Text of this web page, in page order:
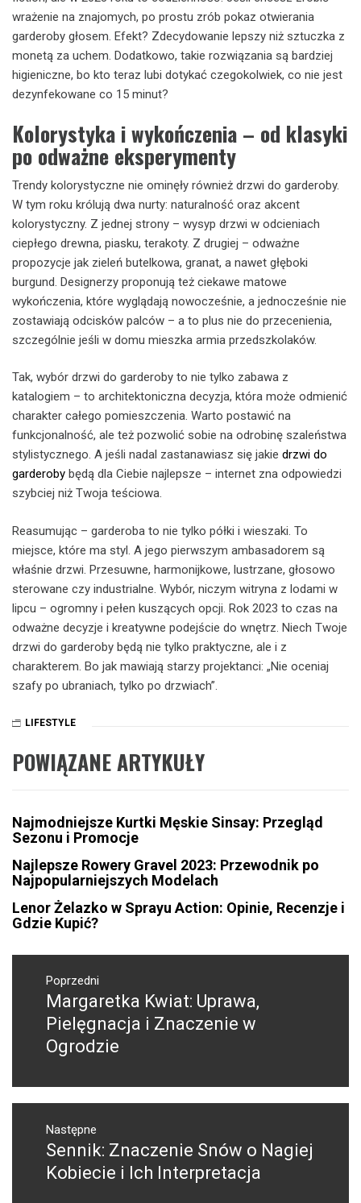
wrażenie na znajomych, po prostu zrób pokaz otwierania
garderoby głosem. Efekt? Zdecydowanie lepszy niż sztuczka z
monetą za uchem. Dodatkowo, takie rozwiązania są bardziej
higieniczne, bo kto teraz lubi dotykać czegokolwiek, co nie jest
dezynfekowane co 15 minut?
Kolorystyka i wykończenia – od klasyki
po odważne eksperymenty
Trendy kolorystyczne nie ominęły również drzwi do garderoby.
W tym roku królują dwa nurty: naturalność oraz akcent
kolorystyczny. Z jednej strony – wysyp drzwi w odcieniach
ciepłego drewna, piasku, terakoty. Z drugiej – odważne
propozycje jak zieleń butelkowa, granat, a nawet głęboki
burgund. Designerzy proponują też ciekawe matowe
wykończenia, które wyglądają nowocześnie, a jednocześnie nie
zostawiają odcisków palców – a to plus nie do przecenienia,
szczególnie jeśli w domu mieszka armia przedszkolaków.
Tak, wybór drzwi do garderoby to nie tylko zabawa z
katalogiem – to architektoniczna decyzja, która może odmienić
charakter całego pomieszczenia. Warto postawić na
funkcjonalność, ale też pozwolić sobie na odrobinę szaleństwa
stylistycznego. A jeśli nadal zastanawiasz się jakie drzwi do
garderoby będą dla Ciebie najlepsze – internet zna odpowiedzi
szybciej niż Twoja teściowa.
Reasumując – garderoba to nie tylko półki i wieszaki. To
miejsce, które ma styl. A jego pierwszym ambasadorem są
właśnie drzwi. Przesuwne, harmonijkowe, lustrzane, głosowo
sterowane czy industrialne. Wybór, niczym witryna z lodami w
lipcu – ogromny i pełen kuszących opcji. Rok 2023 to czas na
odważne decyzje i kreatywne podejście do wnętrz. Niech Twoje
drzwi do garderoby będą nie tylko praktyczne, ale i z
charakterem. Bo jak mawiają starzy projektanci: „Nie oceniaj
szafy po ubraniach, tylko po drzwiach”.
LIFESTYLE
POWIĄZANE ARTYKUŁY
Najmodniejsze Kurtki Męskie Sinsay: Przegląd
Sezonu i Promocje
Najlepsze Rowery Gravel 2023: Przewodnik po
Najpopularniejszych Modelach
Lenor Żelazko w Sprayu Action: Opinie, Recenzje i
Gdzie Kupić?
Nawigacja
wpisuPoprzedni
Poprzedni
wpis:
Margaretka Kwiat: Uprawa,
Pielęgnacja i Znaczenie w
Ogrodzie
Następne
Następny
post:
Sennik: Znaczenie Snów o Nagiej
Kobiecie i Ich Interpretacja